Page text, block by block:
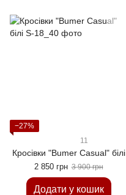
−27%
11
Кросівки "Bumer Casual" білі
2 850 грн 3 900 грн
Додати у кошик